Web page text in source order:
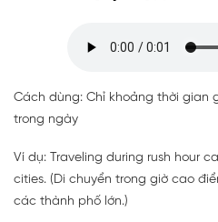
Cách dùng: Chỉ khoảng thời gian
trong ngày
Ví dụ: Traveling during rush hour
cities. (Di chuyển trong giờ cao
các thành phố lớn.)